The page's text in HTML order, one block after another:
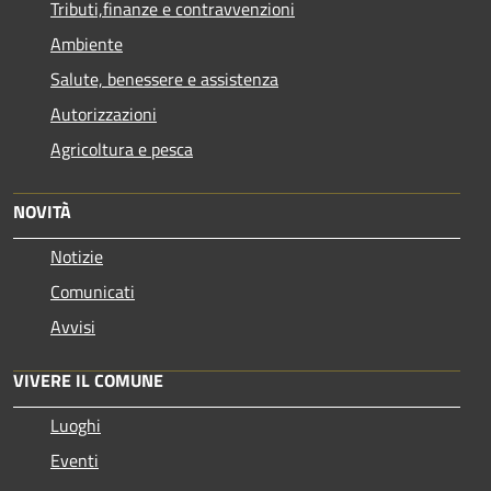
Tributi,finanze e contravvenzioni
Ambiente
Salute, benessere e assistenza
Autorizzazioni
Agricoltura e pesca
NOVITÀ
Notizie
Comunicati
Avvisi
VIVERE IL COMUNE
Luoghi
Eventi